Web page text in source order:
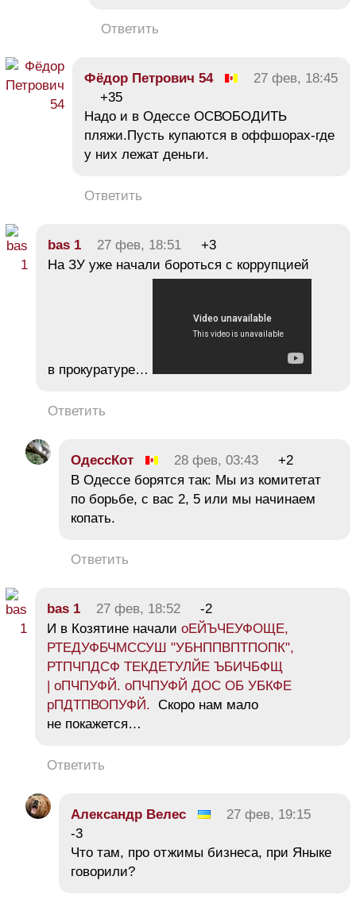
Ответить
Фёдор Петрович 54
27 фев, 18:45
+35
Надо и в Одессе ОСВОБОДИТЬ
пляжи.Пусть купаются в оффшорах-где
у них лежат деньги.
Ответить
bas 1 27 фев, 18:51
+3
На ЗУ уже начали бороться с коррупцией
в прокуратуре…
Ответить
ОдессКот 28 фев, 03:43
+2
В Одессе борятся так: Мы из комитетат
по борьбе, с вас 2, 5 или мы начинаем
копать.
Ответить
bas 1 27 фев, 18:52
-2
И в Козятине начали оЕЙЪЧЕУФОЩЕ,
РТЕДУФБЧМССУШ "УБНППВПТПОПК",
РТПЧПДСФ ТЕКДЕТУЛЙЕ ЪБИЧБФЩ
| оПЧПУФЙ. оПЧПУФЙ ДОС ОБ УБКФЕ
рПДТПВОПУФЙ. Скоро нам мало
не покажется…
Ответить
Александр Велес
27 фев, 19:15
-3
Что там, про отжимы бизнеса, при Яныке
говорили?